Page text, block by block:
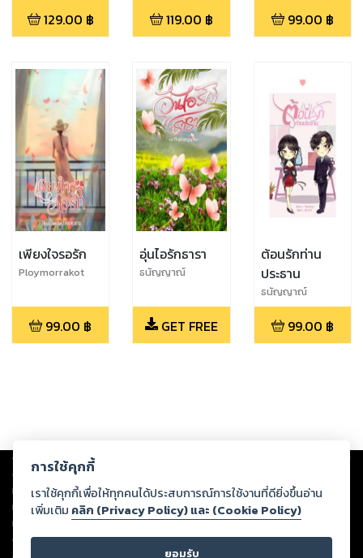
129.00 ฿ 119.00 ฿ 99.00 ฿
เพียงใจรอรัก
Ploymorrakot
99.00 ฿
อุ่นไอรักธารา
ธนัญญาณ์
GET FREE
ต้อนรักท่าน
ประธาน
ธนัญญาณ์
99.00 ฿
Copyright © 2026
ต่อผลงานหรือเนื้อหาใดที่อัปโหลดผ่านเว็บไซต์และปรากฏว่าละเมิดสิทธิใน
ทรัพย์สินทางปัญญาของบุคคลอื่นหรือขัดต่อกฎหมายและศีลธรรม ดังนั้น ผู้อ่าน
ทุกท่านโปรดใช้วิจารณญาณในการกลั่นกรองด้วยตนเอง และหากท่านพบว่าส่วน
หนึ่งส่วนใดขัดต่อกฎหมายและศีลธรรม กรุณาแจ้งมายังบริษัท เพื่อทีมงานจะได้
ดำเนินการในทันที ทั้งนี้ ทางสตอรี่ล็อกขอสงวนลิขสิทธิ์ตามพระราชบัญญัติ
การใช้คุกกี้
เราใช้คุกกี้เพื่อให้ทุกคนได้ประสบการณ์การใช้งานที่ดียิ่งขึ้นอ่าน
เพิ่มเติม คลิก (Privacy Policy) และ (Cookie Policy)
ยอมรับ